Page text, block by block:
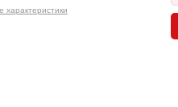
характеристики